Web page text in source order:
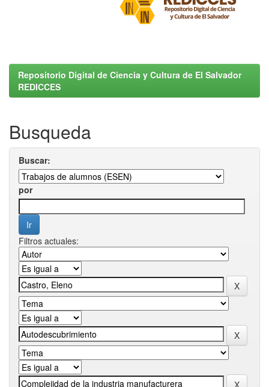
Repositorio Digital de Ciencia y Cultura de El Salvador
REDICCES
Busqueda
Buscar:
por
Filtros actuales: